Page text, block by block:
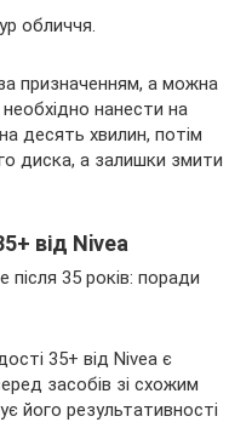
обличчя.
призначенням, а можна
нанести на
десять хвилин, потім
диска, а залишки змити
від Nivea
35+ від Nivea є
засобів зі схожим
його результативності